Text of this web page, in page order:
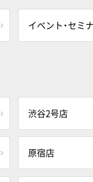
イベント・セミ
渋谷2号店
原宿店